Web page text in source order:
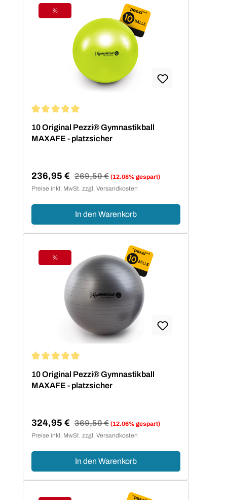
Rabatt
%
10 Original Pezzi® Gymnastikball
MAXAFE - platzsicher
Verkaufspreis:
236,95 € Regulärer Preis:
269,50 € (12.08% gespart)
Preise inkl. MwSt. zzgl. Versandkosten
In den Warenkorb
Rabatt
%
10 Original Pezzi® Gymnastikball
MAXAFE - platzsicher
Verkaufspreis:
324,95 € Regulärer Preis:
369,50 € (12.06% gespart)
Preise inkl. MwSt. zzgl. Versandkosten
In den Warenkorb